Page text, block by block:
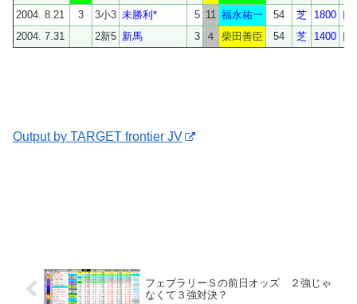
2004. 8.21
3 3小3 未勝利* 5 11 福永祐一 54 芝 1800 良
2004. 7.31
2新5 新馬 3 ４ 柴田善臣 54 芝 1400 良
Output by TARGET frontier JV
フェブラリーＳの前日オッズ ２強じゃ
なくて３強対決？